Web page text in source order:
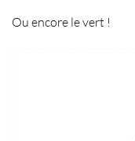
Ou encore le vert !